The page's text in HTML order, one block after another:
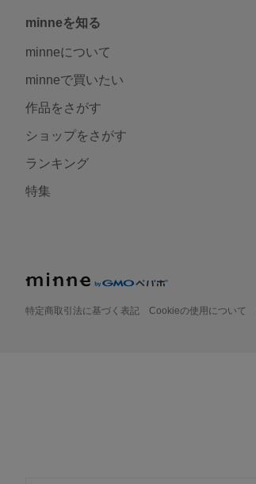
minneを知る
minneについて
minneで買いたい
作品をさがす
ショップをさがす
ランキング
特集
特定商取引法に基づく表記 Cookieの使用について